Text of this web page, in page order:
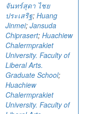
จันทร์สุดา ไชย
ประเสริฐ; Huang
Jinmei; Jansuda
Chiprasert; Huachiew
Chalermprakiet
University. Faculty of
Liberal Arts.
Graduate School;
Huachiew
Chalermprakiet
University. Faculty of